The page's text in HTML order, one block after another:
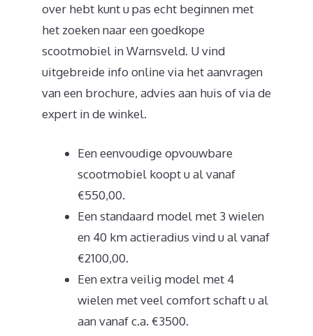
over hebt kunt u pas echt beginnen met
het zoeken naar een goedkope
scootmobiel in Warnsveld. U vind
uitgebreide info online via het aanvragen
van een brochure, advies aan huis of via de
expert in de winkel.
Een eenvoudige opvouwbare
scootmobiel koopt u al vanaf
€550,00.
Een standaard model met 3 wielen
en 40 km actieradius vind u al vanaf
€2100,00.
Een extra veilig model met 4
wielen met veel comfort schaft u al
aan vanaf c.a. €3500.